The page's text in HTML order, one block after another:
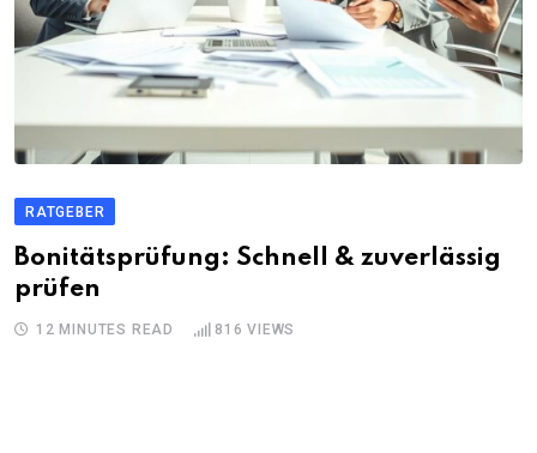
RATGEBER
Bonitätsprüfung: Schnell & zuverlässig
prüfen
12 MINUTES READ 816 VIEWS